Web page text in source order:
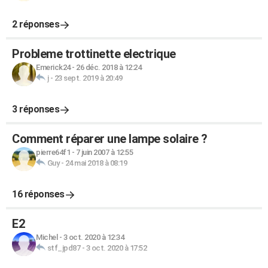
2 réponses
Probleme trottinette electrique
Emerick24- 26 déc. 2018 à 12:24
j- 23 sept. 2019 à 20:49
3 réponses
Comment réparer une lampe solaire ?
pierre64f1 - 7 juin 2007 à 12:55
Guy- 24 mai 2018 à 08:19
16 réponses
E2
Michel - 3 oct. 2020 à 12:34
stf_jpd87- 3 oct. 2020 à 17:52